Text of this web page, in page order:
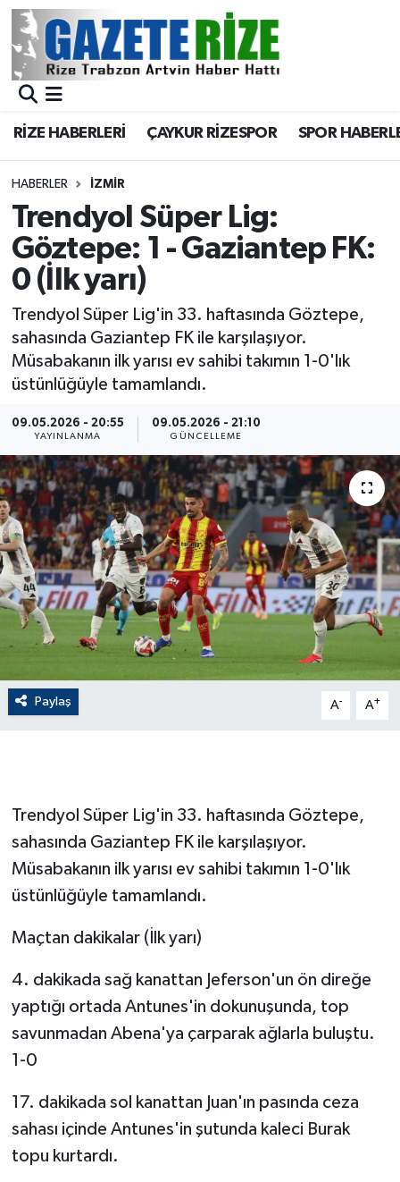
RİZE HABERLERİ ÇAYKUR RİZESPOR SPOR
HABERLER İZMIR
Trendyol Süper Lig:
Göztepe: 1 - Gaziantep FK:
0 (İlk yarı)
Trendyol Süper Lig'in 33. haftasında Göztepe,
sahasında Gaziantep FK ile karşılaşıyor.
Müsabakanın ilk yarısı ev sahibi takımın 1-0'lık
üstünlüğüyle tamamlandı.
09.05.2026 - 20:55
YAYINLANMA
09.05.2026 - 21:10
GÜNCELLEME
Paylaş A- A+
Trendyol Süper Lig'in 33. haftasında Göztepe,
sahasında Gaziantep FK ile karşılaşıyor.
Müsabakanın ilk yarısı ev sahibi takımın 1-0'lık
üstünlüğüyle tamamlandı.
Maçtan dakikalar (İlk yarı)
4. dakikada sağ kanattan Jeferson'un ön direğe
yaptığı ortada Antunes'in dokunuşunda, top
savunmadan Abena'ya çarparak ağlarla buluştu.
1-0
17. dakikada sol kanattan Juan'ın pasında ceza
sahası içinde Antunes'in şutunda kaleci Burak
topu kurtardı.
BÖLGEMİZ
Asayiş
Rize Jandarma Komutanlığı
Bilim Teknoloji
Bölge
Advertising news
Canlı Maç
ÇEVRE
Dış Haberler
Dünya
EĞİTİM
EKONOMİ
English News
Finans
GENEL
GÜNDEM
Güvenlik
HABERDE İNSAN
İNSAN
Kadın
Merkez Nöbetçi Eczaneler
Merkez Trafik Yoğunluk Haritası
Süper Lig Puan Durumu ve Fikstür
Tüm Manşetler
Son Dakika Haberleri
Haber Arşivi